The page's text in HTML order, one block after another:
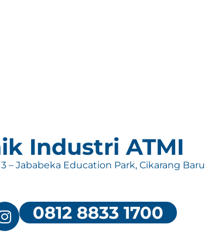
Industri ATMI
– Jababeka Education Park, Cikarang Baru
0812 8833 1700